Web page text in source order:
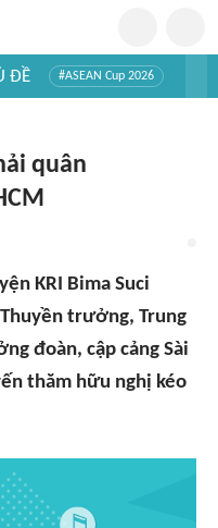
ĐỀ #ASEAN Cup 2026
quân
KRI Bima Suci
trưởng, Trung
đoàn, cập cảng Sài
thăm hữu nghị kéo